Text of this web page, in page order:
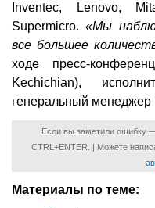
Inventec, Lenovo,
Supermicro.«Мы
все большее
ходе пресс-
Kechichian),
генеральный менеджер
Если вы заметили ошибку
CTRL+ENTER. | Можете
Материалы по теме: